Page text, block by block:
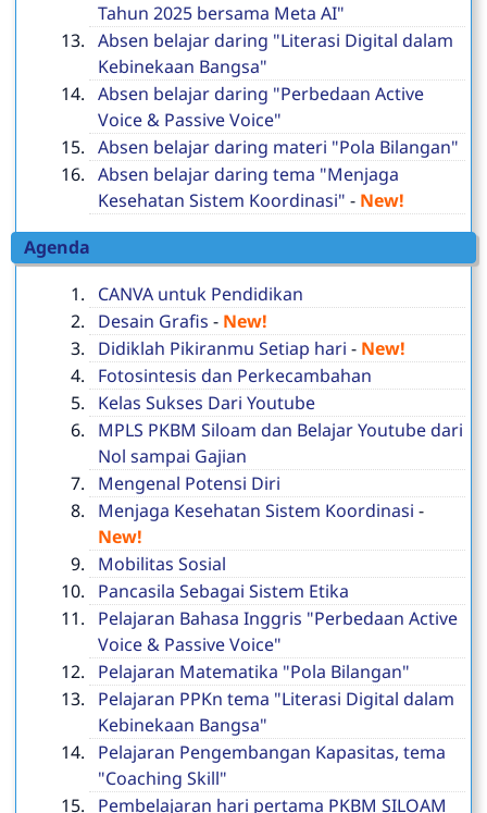
Tahun 2025 bersama Meta AI"
Absen belajar daring "Literasi Digital dalam
Kebinekaan Bangsa"
Absen belajar daring "Perbedaan Active
Voice & Passive Voice"
Absen belajar daring materi "Pola Bilangan"
Absen belajar daring tema "Menjaga
Kesehatan Sistem Koordinasi" - New!
Agenda
CANVA untuk Pendidikan
Desain Grafis - New!
Didiklah Pikiranmu Setiap hari - New!
Fotosintesis dan Perkecambahan
Kelas Sukses Dari Youtube
MPLS PKBM Siloam dan Belajar Youtube dari
Nol sampai Gajian
Mengenal Potensi Diri
Menjaga Kesehatan Sistem Koordinasi -
New!
Mobilitas Sosial
Pancasila Sebagai Sistem Etika
Pelajaran Bahasa Inggris "Perbedaan Active
Voice & Passive Voice"
Pelajaran Matematika "Pola Bilangan"
Pelajaran PPKn tema "Literasi Digital dalam
Kebinekaan Bangsa"
Pelajaran Pengembangan Kapasitas, tema
"Coaching Skill"
Pembelajaran hari pertama PKBM SILOAM